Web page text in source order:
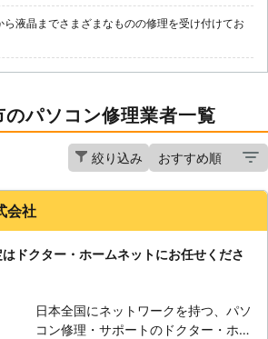
ら液晶までさまざまなものの修理を受け付けてお
パソコン修理業者一覧
絞り込み
会社
ドクター・ホームネットにお任せくださ
日本全国にネットワークを持つ、パソ
コン修理・サポートのドクター・ホー